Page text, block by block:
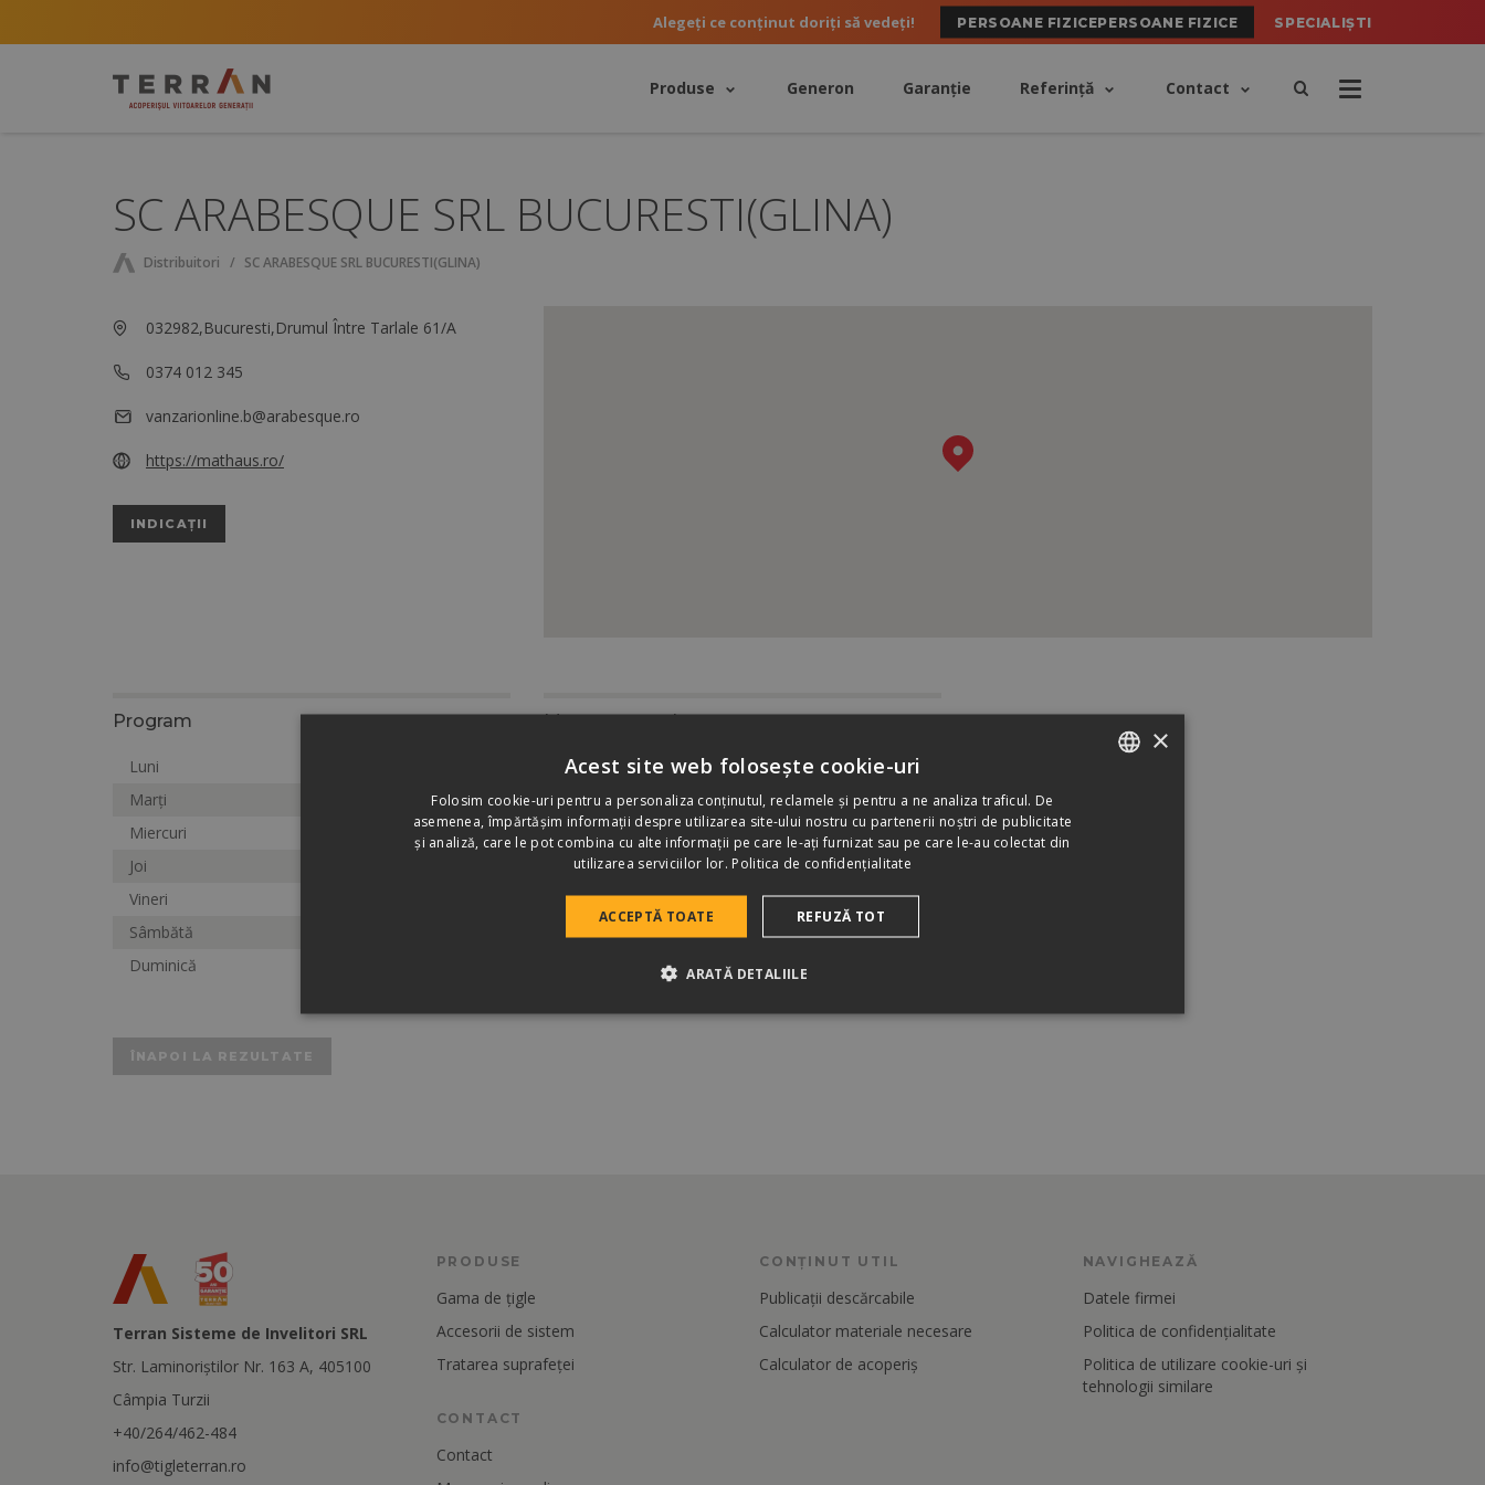
Alegeți ce conținut doriți să vedeți! PERSOANE FIZICEPERSOANE FIZICE SPECIALIȘTI
Produse Generon Garanție Referinţă Contact
SC ARABESQUE SRL BUCURESTI(GLINA)
Distribuitori SC ARABESQUE SRL BUCURESTI(GLINA)
032982,Bucuresti,Drumul Între Tarlale 61/A
0374 012 345
vanzarionline.b@arabesque.ro
https://mathaus.ro/
INDICAȚII
Program
Luni
Marți
Miercuri
Joi
Vineri
Sâmbătă
Duminică
Manager zonal
Mocșariu Alexandru Constantin
+40/728 060 900
mocsariua@tigleterran.ro
ÎNAPOI LA REZULTATE
Terran Sisteme de Invelitori SRL
Str. Laminoriştilor Nr. 163 A, 405100
Câmpia Turzii
+40/264/462-484
info@tigleterran.ro
PRODUSE
Gama de țigle
Accesorii de sistem
Tratarea suprafeței
CONTACT
Contact
CONȚINUT UTIL
Publicații descărcabile
Calculator materiale necesare
Calculator de acoperiș
NAVIGHEAZĂ
Datele firmei
Politica de confidențialitate
Politica de utilizare cookie-uri și
tehnologii similare
×
Acest site web folosește cookie-uri
Folosim cookie-uri pentru a personaliza conținutul, reclamele și pentru a ne analiza traficul. De
asemenea, împărtășim informații despre utilizarea site-ului nostru cu partenerii noștri de publicitate
și analiză, care le pot combina cu alte informații pe care le-ați furnizat sau pe care le-au colectat din
utilizarea serviciilor lor. Politica de confidențialitate
ACCEPTĂ TOATE REFUZĂ TOT
ARATĂ DETALIILE